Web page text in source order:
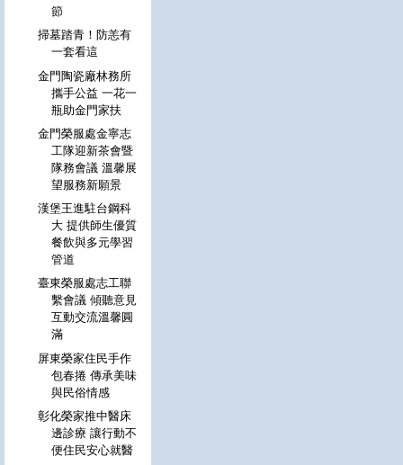
節
掃墓踏青！防恙有
一套看這
金門陶瓷廠林務所
攜手公益 一花一
瓶助金門家扶
金門榮服處金寧志
工隊迎新茶會暨
隊務會議 溫馨展
望服務新願景
漢堡王進駐台鋼科
大 提供師生優質
餐飲與多元學習
管道
臺東榮服處志工聯
繫會議 傾聽意見
互動交流溫馨圓
滿
屏東榮家住民手作
包春捲 傳承美味
與民俗情感
彰化榮家推中醫床
邊診療 讓行動不
便住民安心就醫